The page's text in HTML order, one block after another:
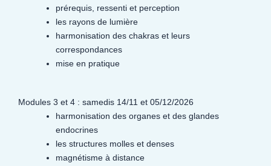
prérequis, ressenti et perception
les rayons de lumière
harmonisation des chakras et leurs
correspondances
mise en pratique
Modules 3 et 4 : samedis 14/11 et 05/12/2026
harmonisation des organes et des glandes
endocrines
les structures molles et denses
magnétisme à distance